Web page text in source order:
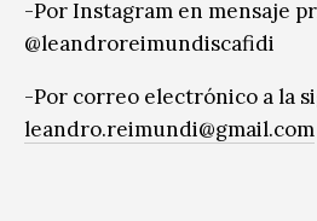
-Por Instagram en mensaje
@leandroreimundiscafidi
-Por correo electrónico a la
leandro.reimundi@gmail.com